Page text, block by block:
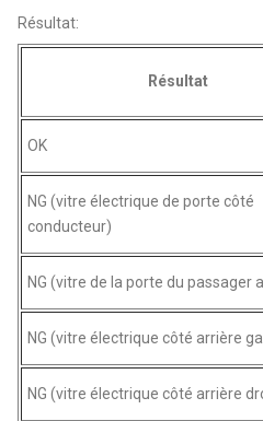
Résultat:
Résultat
OK
NG (vitre électrique de porte côté
conducteur)
NG (vitre de la porte du passager
NG (vitre électrique côté arrière
NG (vitre électrique côté arrière